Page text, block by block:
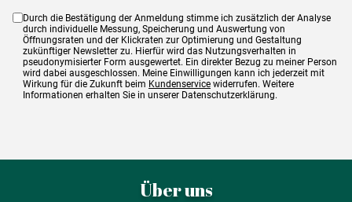
Durch die Bestätigung der Anmeldung stimme ich zusätzlich der Analyse
durch individuelle Messung, Speicherung und Auswertung von
Öffnungsraten und der Klickraten zur Optimierung und Gestaltung
zukünftiger Newsletter zu. Hierfür wird das Nutzungsverhalten in
pseudonymisierter Form ausgewertet. Ein direkter Bezug zu meiner Person
wird dabei ausgeschlossen. Meine Einwilligungen kann ich jederzeit mit
Wirkung für die Zukunft beim Kundenservice widerrufen. Weitere
Informationen erhalten Sie in unserer Datenschutzerklärung.
Über uns